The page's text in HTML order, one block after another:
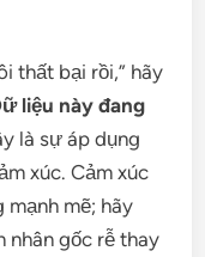
thất bại rồi,” hãy
liệu này đang
là sự áp dụng
xúc. Cảm xúc
mẽ; hãy
nhân gốc rễ thay